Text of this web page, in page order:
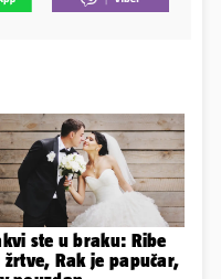
ste u braku: Ribe
žrtve, Rak je papučar,